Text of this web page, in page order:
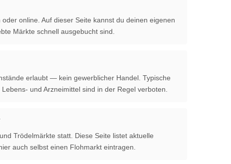
online. Auf dieser Seite kannst du deinen eigenen
Märkte schnell ausgebucht sind.
erlaubt — kein gewerblicher Handel. Typische
und Arzneimittel sind in der Regel verboten.
Trödelmärkte statt. Diese Seite listet aktuelle
auch selbst einen Flohmarkt eintragen.